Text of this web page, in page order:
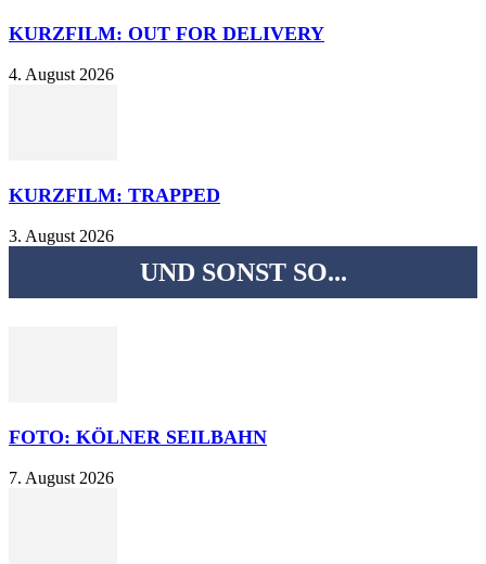
KURZFILM: OUT FOR DELIVERY
4. August 2026
KURZFILM: TRAPPED
3. August 2026
UND SONST SO...
FOTO: KÖLNER SEILBAHN
7. August 2026